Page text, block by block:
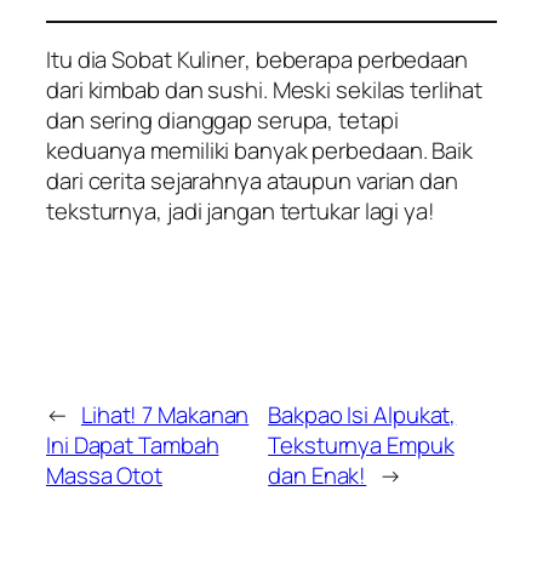
Itu diaSobat Kuliner, beberapa perbedaan
dari kimbab dan sushi. Meski sekilas terlihat
dan sering dianggap serupa, tetapi
keduanya memiliki banyak perbedaan. Baik
dari cerita sejarahnya ataupun varian dan
teksturnya, jadi jangan tertukar lagi ya!
← Lihat! 7 Makanan
Ini Dapat Tambah
Massa Otot
Bakpao Isi Alpukat,
Teksturnya Empuk
dan Enak! →